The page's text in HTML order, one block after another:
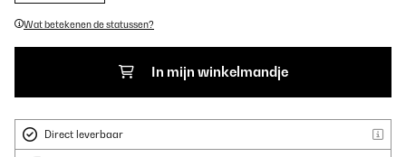
Wat betekenen de statussen?
In mijn winkelmandje
Direct leverbaar